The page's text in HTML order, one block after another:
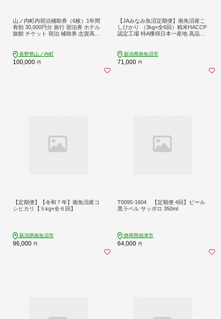
山ノ内町内宿泊補助券（6枚）1年間
有効 30,000円分 旅行 宿泊券 ホテル
旅館 チケット 宿泊 補助券 志賀高原
信州 冬 スキー
長野県山ノ内町
100,000 円
【JAみなみ魚沼定期便】南魚沼産こ
しひかり （3kg×全6回）精米HACCP
認定工場 特A獲得日本一産地 高品質
精米 銘柄米 ブランド米 南魚沼産 新
潟米≫
新潟県南魚沼市
71,000 円
【定期便】【令和７年】南魚沼産コ
シヒカリ【５kg×全６回】
新潟県南魚沼市
96,000 円
T0095-1604 【定期便 4回】ビール
黒ラベル サッポロ 350ml
静岡県焼津市
64,000 円